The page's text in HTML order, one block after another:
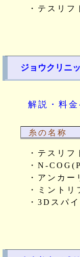
・テスリ
ジョウクリニ
解説・料
糸の名称
・テスリ
・N-
・アンカー
・ミントリ
・3Dスパ